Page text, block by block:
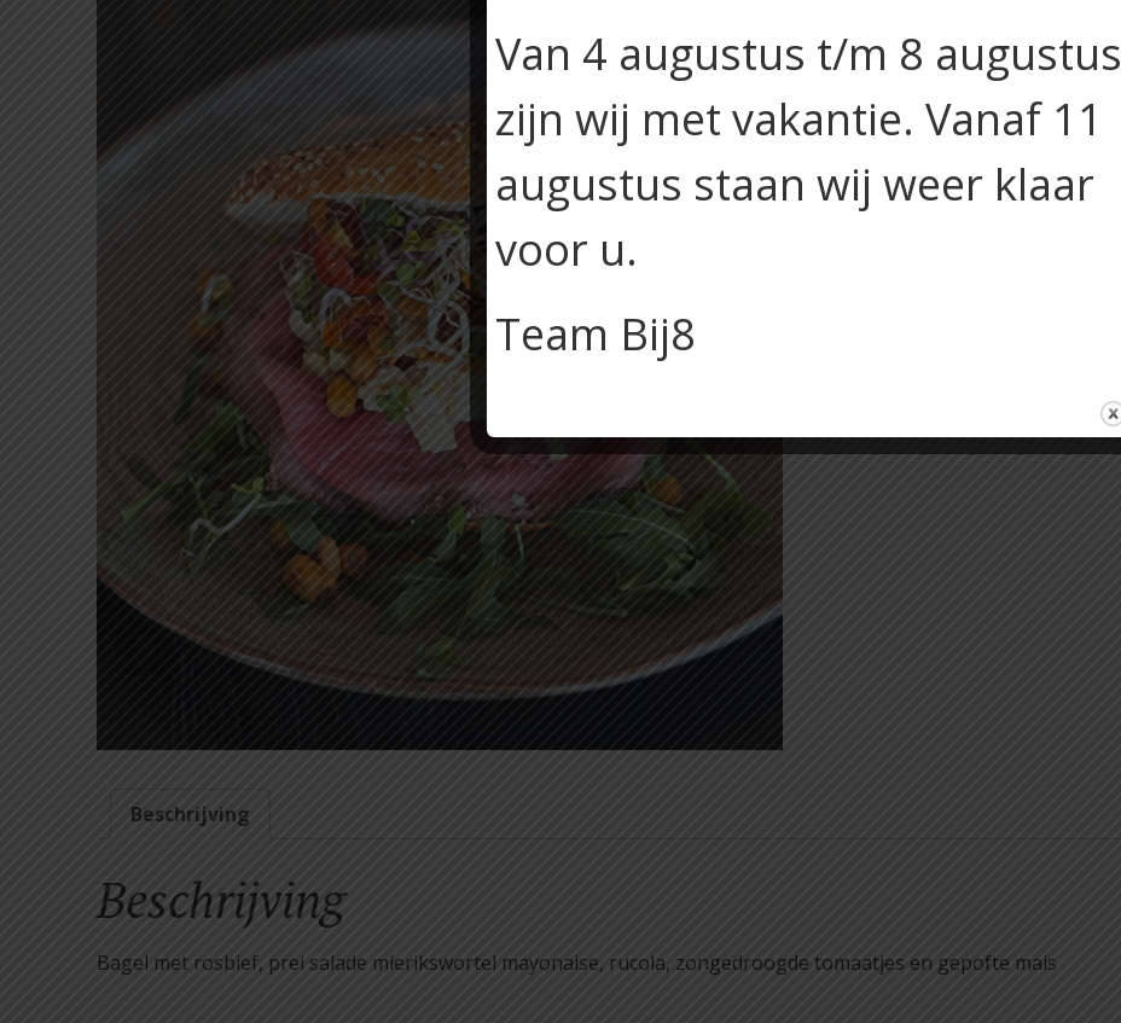
mierikswortel
mayonaise,
rucola,
zongedroogde
en
gepofte
Beschrijving
Beschrijving
Bagel met rosbief, prei salade mierikswortel mayonaise, rucola, zongedroogde tomaatjes en gepofte mais
Van 4 augustus t/m 8 augustus
zijn wij met vakantie. Vanaf 11
augustus staan wij weer klaar
voor u.
Team Bij8